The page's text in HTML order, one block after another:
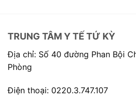
TRUNG TÂM Y TẾ TỨ KỲ
Địa chỉ: Số 40 đường Phan Bội
Phòng
Điện thoại: 0220.3.747.107